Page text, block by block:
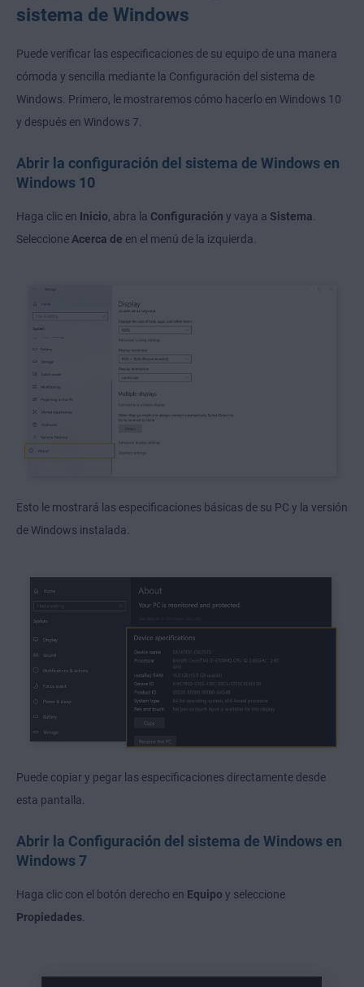
sistema de Windows
Puede verificar las especificaciones de su equipo de una manera
cómoda y sencilla mediante la Configuración del sistema de
Windows. Primero, le mostraremos cómo hacerlo en Windows 10
y después en Windows 7.
Abrir la configuración del sistema de Windows en
Windows 10
Haga clic en Inicio, abra la Configuración y vaya a Sistema.
SeleccioneAcerca de en el menú de la izquierda.
Esto le mostrará las especificaciones básicas de su PC y la versión
de Windows instalada.
Puede copiar y pegar las especificaciones directamente desde
esta pantalla.
Abrir la Configuración del sistema de Windows en
Windows 7
Haga clic con el botón derecho en Equipo y seleccione
Propiedades.